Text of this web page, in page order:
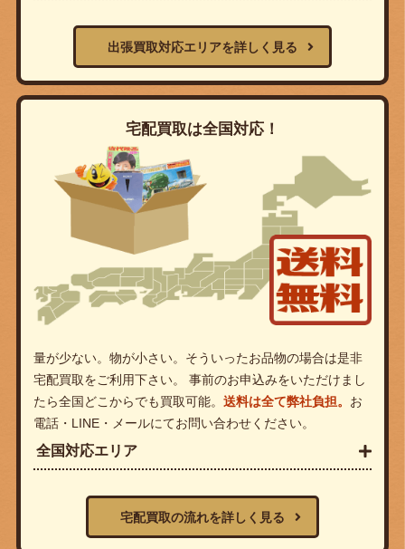
出張買取対応エリアを詳しく見る
宅配買取は全国対応！
量が少ない。物が小さい。そういったお品物の場合は是非
宅配買取をご利用下さい。 事前のお申込みをいただけまし
たら全国どこからでも買取可能。 送料は全て弊社負担。 お
電話・LINE・メールにてお問い合わせください。
全国対応エリア
宅配買取の流れを詳しく見る